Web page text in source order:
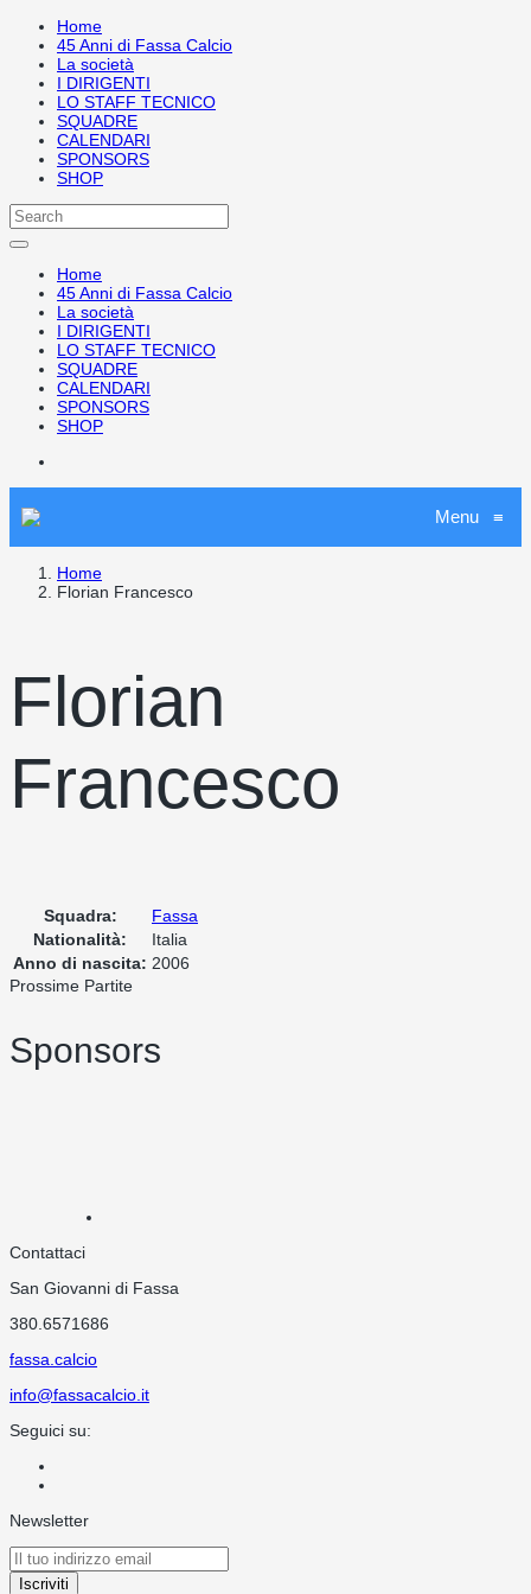
Home
45 Anni di Fassa Calcio
La società
I DIRIGENTI
LO STAFF TECNICO
SQUADRE
CALENDARI
SPONSORS
SHOP
Home
45 Anni di Fassa Calcio
La società
I DIRIGENTI
LO STAFF TECNICO
SQUADRE
CALENDARI
SPONSORS
SHOP
Menu ≡
Home
Florian Francesco
Florian
Francesco
Squadra:
Fassa
Nationalità:
Italia
Anno di nascita: 2006
Prossime Partite
Sponsors
Contattaci
San Giovanni di Fassa
380.6571686
fassa.calcio
info@fassacalcio.it
Seguici su:
Newsletter